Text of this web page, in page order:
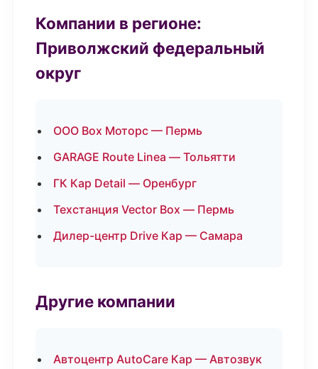
Компании в регионе:
Приволжский федеральный
округ
ООО Box Моторс — Пермь
GARAGE Route Linea — Тольятти
ГК Кар Detail — Оренбург
Техстанция Vector Box — Пермь
Дилер-центр Drive Кар — Самара
Другие компании
Автоцентр AutoCare Кар — Автозвук